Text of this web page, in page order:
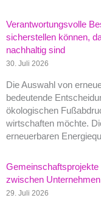
Verantwortungsvolle
sicherstellen können,
nachhaltig sind
30. Juli 2026
Die Auswahl von
bedeutende
ökologischen
wirtschaften möchte.
erneuerbaren
Gemeinschaftsprojekte
zwischen
29. Juli 2026